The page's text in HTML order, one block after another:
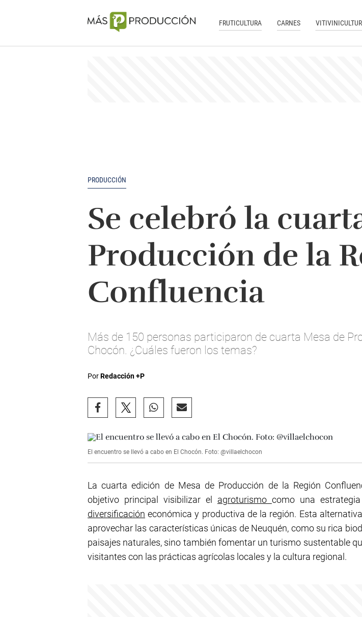
FRUTICULTURA CARNES
PRODUCCIÓN
Se celebró la
Producción de la
Confluencia
Más de 150 personas participaron de cuarta Mesa de
Chocón. ¿Cuáles fueron los temas?
PorRedacción +P
El encuentro se llevó a cabo en El Chocón. Foto: @villaelchocon
La cuarta edición de Mesa de Producción de la Región
objetivo principal visibilizar el agroturismo como una
diversificación económica y productiva de la región. Esta
aprovechar las características únicas de Neuquén, como su rica
paisajes naturales, sino también fomentar un turismo sustentable
visitantes con las prácticas agrícolas locales y la cultura regional.